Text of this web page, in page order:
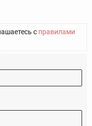
с правилами